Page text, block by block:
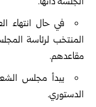
في حال انتهاء
المنتخب لرئاسة
مقاعدهم.
يبدأ مجلس
الدستوري.